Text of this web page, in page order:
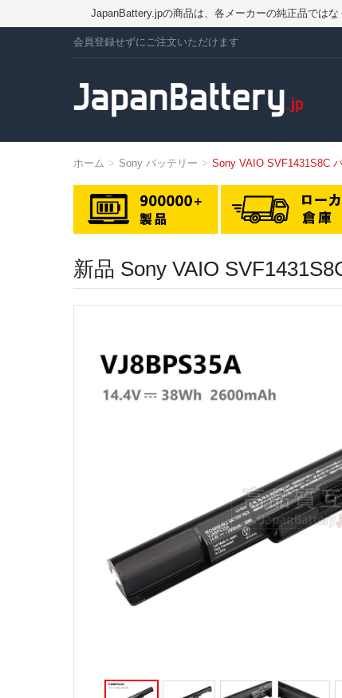
JapanBattery.jpの商品は、各メーカーの純正品では
会員登録せずにご注文いただけます
ホーム Sony バッテリー Sony VAIO SVF1431S8C
新品 Sony VAIO